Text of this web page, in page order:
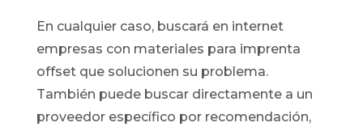
En cualquier caso, buscará en internet
empresas con materiales para imprenta
offset que solucionen su problema.
También puede buscar directamente a un
proveedor específico por recomendación,